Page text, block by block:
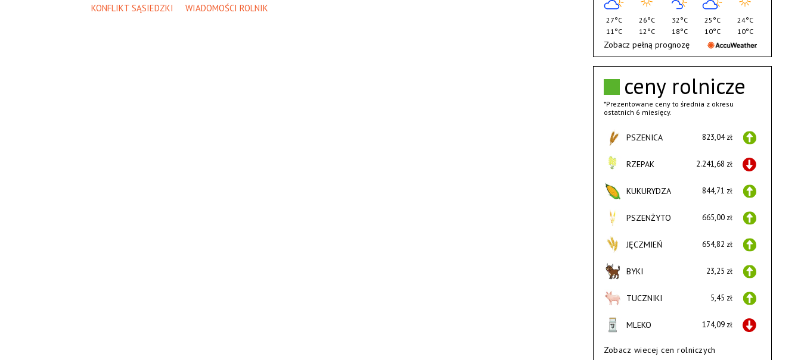
KONFLIKT SĄSIEDZKI
WIADOMOŚCI ROLNIK
ceny rolnicze
*Prezentowane ceny to średnia z okresu
ostatnich 6 miesięcy.
PSZENICA 823,04 zł
RZEPAK 2.241,68 zł
KUKURYDZA 844,71 zł
PSZENŻYTO 665,00 zł
JĘCZMIEŃ 654,82 zł
BYKI 23,25 zł
TUCZNIKI 5,45 zł
MLEKO 174,09 zł
Zobacz wiecej cen rolniczych
27°C
11°C
26°C
12°C
32°C
18°C
25°C
10°C
24°C
10°C
Zobacz pełną prognozę